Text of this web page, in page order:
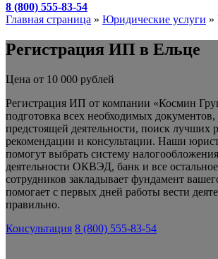
8 (800) 555-83-54
Главная страница » Юридические услуги »
Регистрация ИП в Ельце
Цена от 10 000 рублей
Регистрация ИП от компании «Космин
подготовка всех необходимых
предстоящей деятельности, поиск лучших
рекомендации и консультации. Наши
помогут выбрать систему
деятельности ОКВЭД, банк и все
сотрудников закладывает фундамент
помогает с первых дней работы вести
правильно.
Консультация 8 (800) 555-83-54